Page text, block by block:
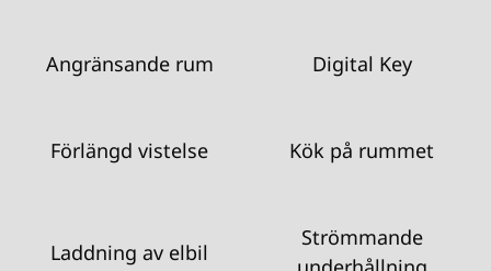
Angränsande rum Digital Key
Förlängd vistelse Kök på rummet
Laddning av elbil
Strömmande